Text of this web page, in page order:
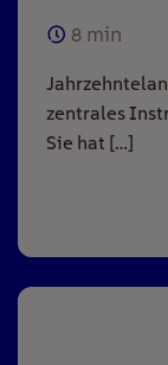
8 min
zentrales
Sie hat […]